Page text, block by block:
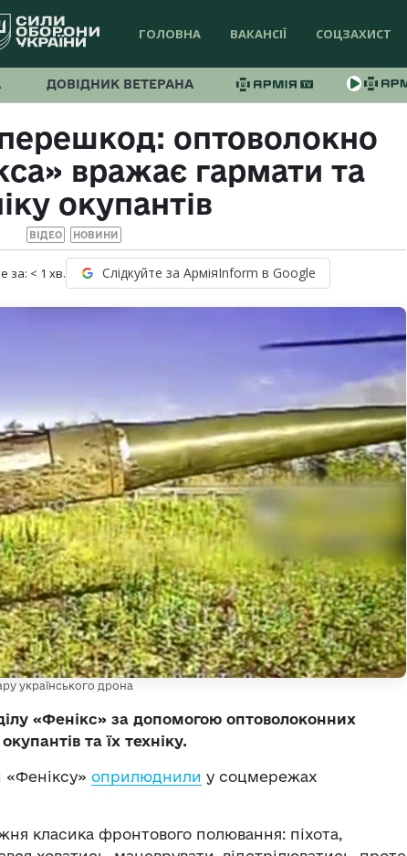
ГОЛОВНА ВАКАНСІЇ СОЦЗАХИСТ
ДОВІДНИК ВЕТЕРАНА
оптоволокно
вражає гармати та
окупантів
ВІДЕО НОВИНИ
за: < 1 хв. Слідкуйте за АрміяInform в Google
українського дрона
«Фенікс» за допомогою оптоволоконних
та їх техніку.
оприлюднили у соцмережах
класика фронтового полювання: піхота,